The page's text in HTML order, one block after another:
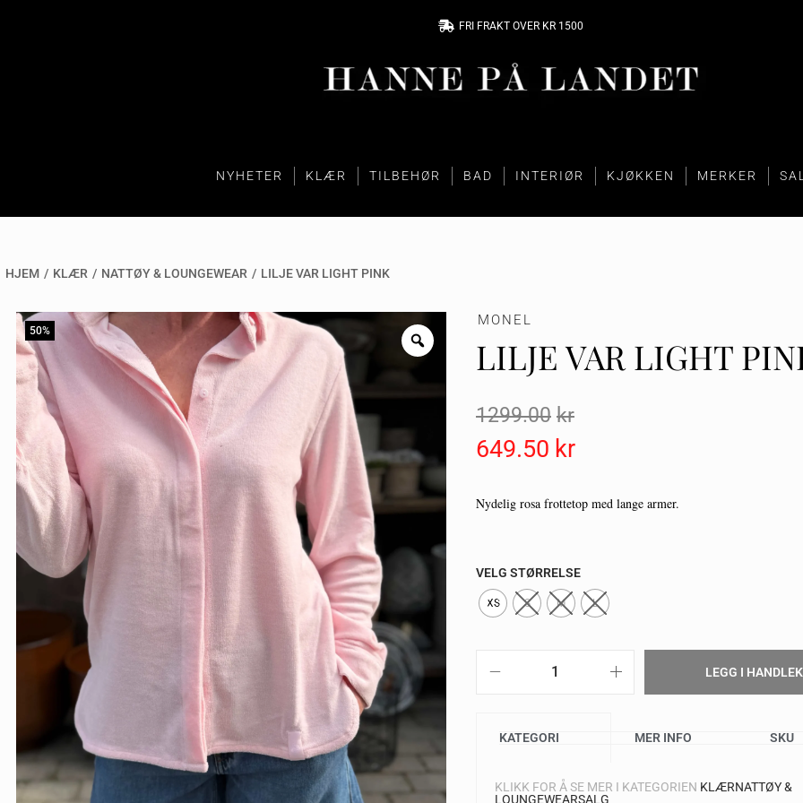
FRI FRAKT OVER KR 1500
NYHETER KLÆR TILBEHØR BAD INTERIØR KJØKKEN MERKER
HJEM / KLÆR / NATTØY & LOUNGEWEAR / LILJE VAR LIGHT PINK
50%
MONEL
LILJE VAR LIGHT
1299.00 Kr
649.50 Kr
Nydelig rosa frottetop med lange armer.
VELG STØRRELSE
XS S M L
LEGG I
KATEGORI MER INFO SKU
KLIKK FOR Å SE MER I KATEGORIEN KLÆRNATTØY &
LOUNGEWEARSALG